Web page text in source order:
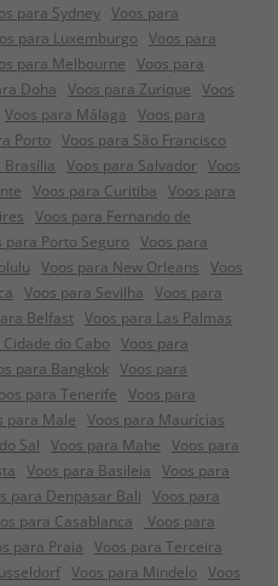
para Sydney Voos para
para Luxemburgo Voos para
para Melbourne Voos para
Doha Voos para Zurique Voos
Voos para Málaga Voos para
Porto Voos para São Francisco
Brasília Voos para Salvador Voos
Voos para Curitiba Voos para
Voos para Fernando de
para Porto Seguro Voos para
Voos para New Orleans Voos
Voos para Sevilha Voos para
Belfast Voos para Las Palmas
do Cabo Voos para
para Bangkok Voos para
para Tenerife Voos para
para Male Voos para Maurícias
Sal Voos para Mahe Voos para
Voos para Basileia Voos para
para Denpasar Bali Voos para
para Casablanca
Voos para
para Praia Voos para Terceira
Voos para Mindelo Voos